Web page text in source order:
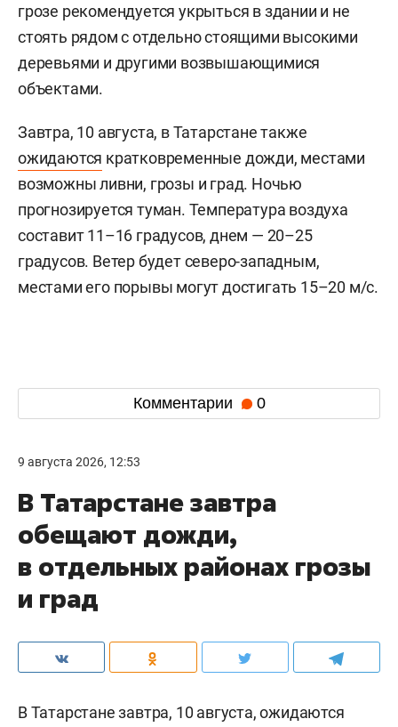
грозе рекомендуется укрыться в здании и не
стоять рядом с отдельно стоящими высокими
деревьями и другими возвышающимися
объектами.
Завтра, 10 августа, в Татарстане также
ожидаются кратковременные дожди, местами
возможны ливни, грозы и град. Ночью
прогнозируется туман. Температура воздуха
составит 11–16 градусов, днем — 20–25
градусов. Ветер будет северо-западным,
местами его порывы могут достигать 15–20 м/с.
Комментарии 0
9 августа 2026, 12:53
В Татарстане завтра
обещают дожди,
в отдельных районах грозы
и град
В Татарстане завтра, 10 августа, ожидаются